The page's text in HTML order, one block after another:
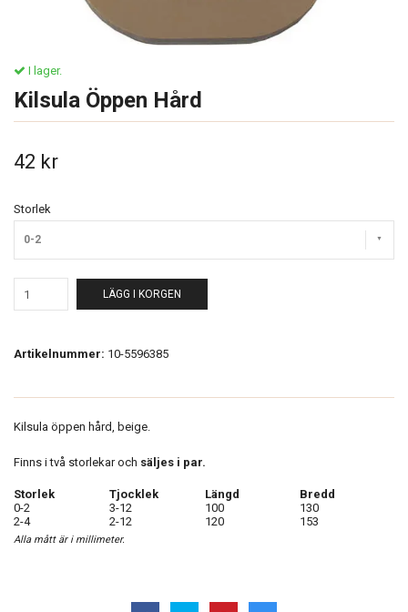
I lager.
Kilsula Öppen Hård
42 kr
Storlek
0-2
LÄGG I KORGEN
Artikelnummer: 10-5596385
Kilsula öppen hård, beige.
Finns i två storlekar och säljes i par.
Storlek Tjocklek Längd
Bredd
0-2
3-12 100
130
2-4
2-12 120 153
Alla mått är i millimeter.